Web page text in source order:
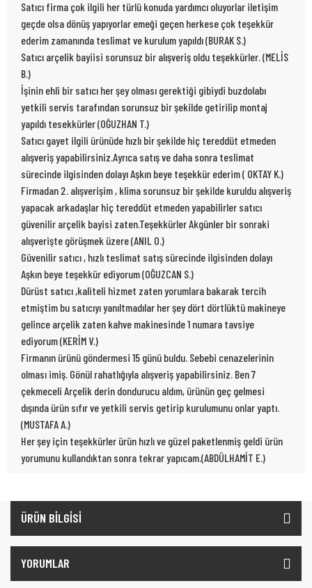
Satıcı firma çok ilgili her türlü konuda yardımcı oluyorlar iletişim
geçde olsa dönüş yapıyorlar emeği geçen herkese çok teşekkür
ederim zamanında teslimat ve kurulum yapıldı (BURAK S.)
Satıcı arçelik bayiisi sorunsuz bir alışveriş oldu teşekkürler. (MELİS
B.)
İşinin ehli bir satıcı her şey olması gerektiği gibiydi buzdolabı
yetkili servis tarafından sorunsuz bir şekilde getirilip montaj
yapıldı tesekkürler (OĞUZHAN T.)
Satıcı gayet ilgili ürünüde hızlı bir şekilde hiç tereddüt etmeden
alışveriş yapabilirsiniz.Ayrıca satış ve daha sonra teslimat
sürecinde ilgisinden dolayı Aşkın beye teşekkür ederim ( OKTAY K.)
Firmadan 2. alışverişim , klima sorunsuz bir şekilde kuruldu alışveriş
yapacak arkadaşlar hiç tereddüt etmeden yapabilirler satıcı
güvenilir arçelik bayisi zaten.Teşekkürler Akgünler bir sonraki
alışverişte görüşmek üzere (ANIL O.)
Güvenilir satıcı , hızlı teslimat satış sürecinde ilgisinden dolayı
Aşkın beye teşekkür ediyorum (OĞUZCAN S.)
Dürüst satıcı ,kaliteli hizmet zaten yorumlara bakarak tercih
etmiştim bu satıcıyı yanıltmadılar her şey dört dörtlüktü makineye
gelince arçelik zaten kahve makinesinde 1 numara tavsiye
ediyorum (KERİM V.)
Firmanın ürünü göndermesi 15 günü buldu. Sebebi cenazelerinin
olması imiş. Gönül rahatlığıyla alışveriş yapabilirsiniz. Ben 7
çekmeceli Arçelik derin dondurucu aldım, ürünün geç gelmesi
dışında ürün sıfır ve yetkili servis getirip kurulumunu onlar yaptı.
(MUSTAFA A.)
Her şey için teşekkürler ürün hızlı ve güzel paketlenmiş geldi ürün
yorumunu kullandıktan sonra tekrar yapıcam.(ABDÜLHAMİT E.)
ÜRÜN BİLGİSİ
YORUMLAR